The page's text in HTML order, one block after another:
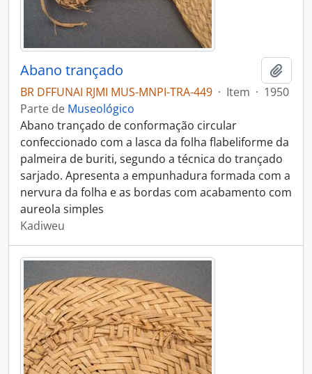
Abano trançado
BR DFFUNAI RJMI MUS-MNPI-TRA-449 · Item · 1950
Parte de Museológico
Abano trançado de conformação circular
confeccionado com a lasca da folha flabeliforme da
palmeira de buriti, segundo a técnica do trançado
sarjado. Apresenta a empunhadura formada com a
nervura da folha e as bordas com acabamento com
aureola simples
Kadiweu